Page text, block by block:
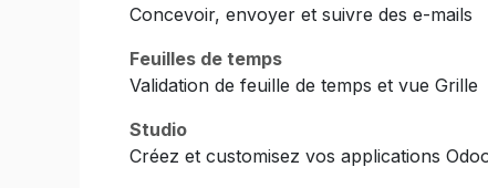
Concevoir, envoyer et suivre des e-mails
Feuilles de temps
Validation de feuille de temps et vue Grille
Studio
Créez et customisez vos applications